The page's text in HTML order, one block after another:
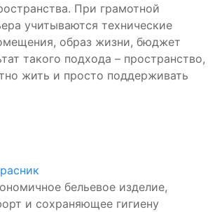
При грамотной
учитываются технические
образ жизни, бюджет
такого подхода – пространство,
жить и просто поддерживать
бельевое изделие,
и сохраняющее гигиену